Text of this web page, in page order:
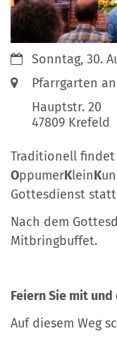
Datum:Sonntag, 30.
Ort: Pfarrgarten
Hauptstr. 20
47809 Krefeld
Traditionell
OppumerKleinK
Gottesdienst
Nach dem
Mitbringbuffet.
Feiern Sie mit
Auf diesem Weg